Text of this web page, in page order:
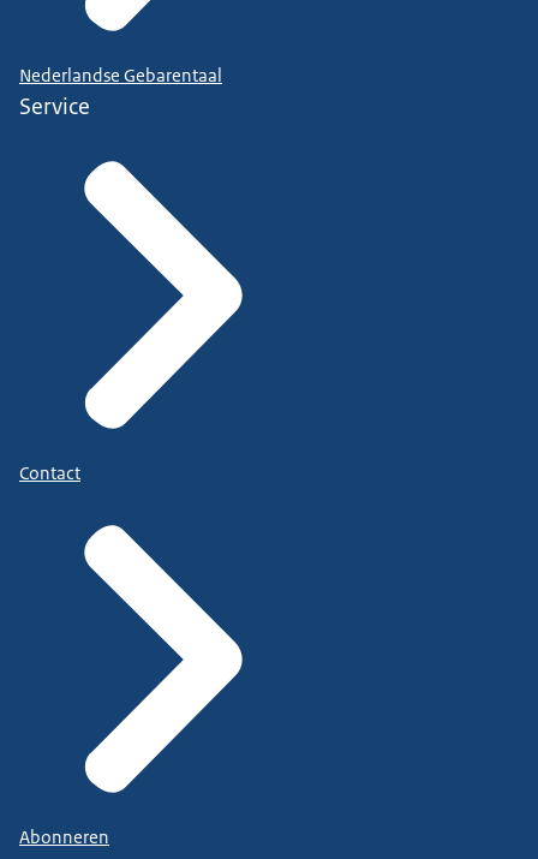
Nederlandse Gebarentaal
Service
Contact
Abonneren